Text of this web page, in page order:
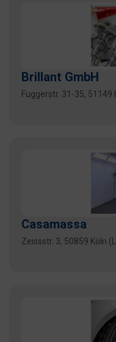
Brillant GmbH
Fuggerstr. 31-35, 51149
Casamassa
Zeissstr. 3, 50859 Köln